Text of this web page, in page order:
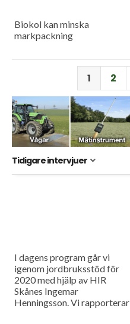
Biokol kan minska
markpackning
1 2
Tidigare intervjuer
I dagens program går vi
igenom jordbruksstöd för
2020 med hjälp av HIR
Skånes Ingemar
Henningsson. Vi rapporterar